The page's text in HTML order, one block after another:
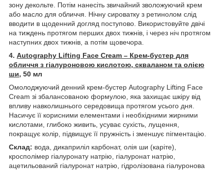
зону декольте. Потім нанесіть звичайний зволожуючий крем
або масло для обличчя. Нічну сироватку з ретинолом слід
вводити в щоденний догляд поступово. Використовуйте двічі
на тиждень протягом перших двох тижнів, і через ніч протягом
наступних двох тижнів, а потім щовечора.
4. Autography Lifting Face Cream – Крем-бустер для
обличчя з гіалуроновою кислотою, скваланом та олією
ши, 50 мл
Омолоджуючий денний крем-бустер Autography Lifting Face
Cream зі збалансованою формулою, яка захищає шкіру від
впливу навколишнього середовища протягом усього дня.
Насичує її корисними елементами і необхідними жирними
кислотами, глибоко живить, усуває сухість, лущення,
покращує колір, підвищує її пружність і зменшує пігментацію.
Склад: вода, дикаприліл карбонат, олія ши (каріте),
кросполімер гіалуронату натрію, гіалуронат натрію,
ацетильований гіалуронат натрію, гідролізована гіалуронова